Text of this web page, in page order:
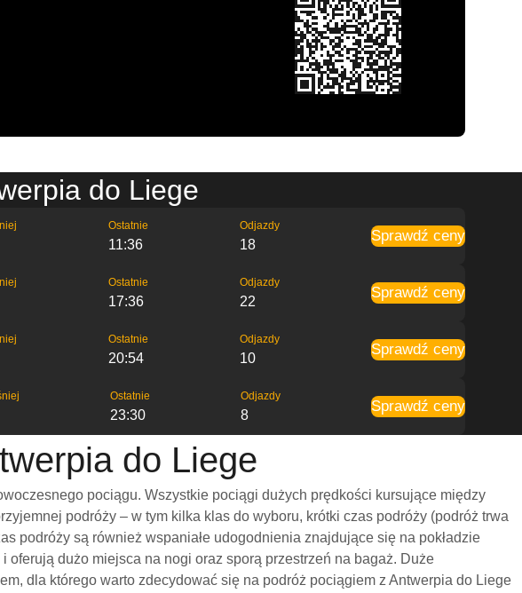
do Liege
Ostatnie
11:36
Odjazdy
18
Sprawdź ceny
Ostatnie
17:36
Odjazdy
22
Sprawdź ceny
Ostatnie
20:54
Odjazdy
10
Sprawdź ceny
Ostatnie
23:30
Odjazdy
8
Sprawdź ceny
do Liege
pociągu. Wszystkie pociągi dużych prędkości kursujące między
podróży – w tym kilka klas do wyboru, krótki czas podróży (podróż trwa
podróży są również wspaniałe udogodnienia znajdujące się na pokładzie
dużo miejsca na nogi oraz sporą przestrzeń na bagaż. Duże
dla którego warto zdecydować się na podróż pociągiem z Antwerpia do Liege